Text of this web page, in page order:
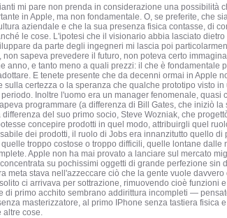
mi pare non prenda in considerazione una possibilità
in Apple, ma non fondamentale. O, se preferite, che
aziendale e che la sua presenza fisica contasse, di
le cose. L'ipotesi che il visionario abbia lasciato
da parte degli ingegneri mi lascia poi
sapeva prevedere il futuro, non poteva certo
anno, e tanto meno a quali prezzi: il che è fondamentale
E tenete presente che da decenni ormai in Apple
sulla certezza o la speranza che qualche prototipo visto
Inoltre l'uomo era un manager fenomenale, quasi
programmare (a differenza di Bill Gates, che iniziò
del suo primo socio, Steve Wozniak, che
concepire prodotti in quel modo, attribuirgli quel
dei prodotti, il ruolo di Jobs era innanzitutto quello
troppo costose o troppo difficili, quelle lontane dalle
Apple non ha mai provato a lanciare sul mercato
su pochissimi oggetti di grande perfezione sin
meta stava nell'azzeccare ciò che la gente vuole
ci arrivava per sottrazione, rimuovendo cioè funzioni
di primo acchito sembrano addirittura incompleti —
masterizzatore, al primo IPhone senza tastiera fisica
altre cose.